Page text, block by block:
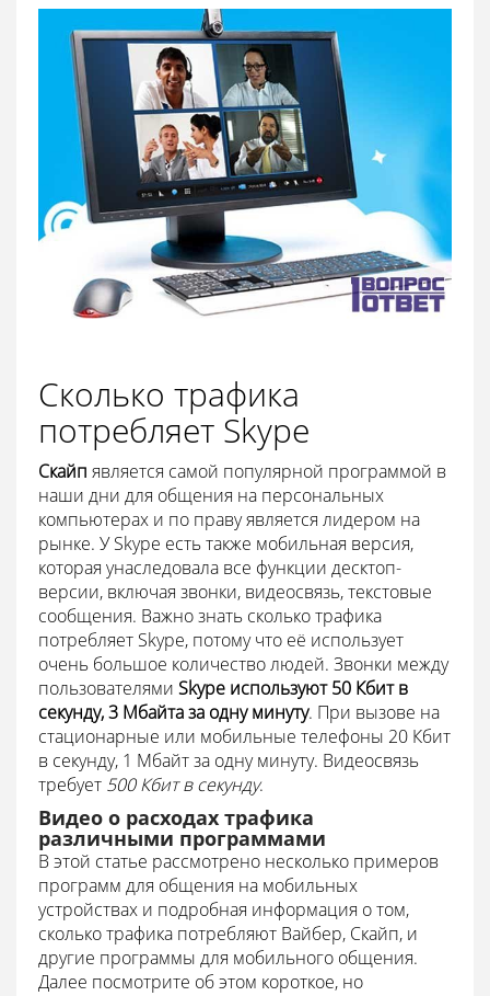
Сколько трафика
потребляет Skype
Скайп является самой популярной программой в
наши дни для общения на персональных
компьютерах и по праву является лидером на
рынке. У Skype есть также мобильная версия,
которая унаследовала все функции десктоп-
версии, включая звонки, видеосвязь, текстовые
сообщения. Важно знать сколько трафика
потребляет Skype, потому что её использует
очень большое количество людей. Звонки между
пользователями Skype используют 50 Кбит в
секунду, 3 Мбайта за одну минуту. При вызове на
стационарные или мобильные телефоны 20 Кбит
в секунду, 1 Мбайт за одну минуту. Видеосвязь
требует 500 Кбит в секунду.
Видео о расходах трафика
различными программами
В этой статье рассмотрено несколько примеров
программ для общения на мобильных
устройствах и подробная информация о том,
сколько трафика потребляют Вайбер, Скайп, и
другие программы для мобильного общения.
Далее посмотрите об этом короткое, но